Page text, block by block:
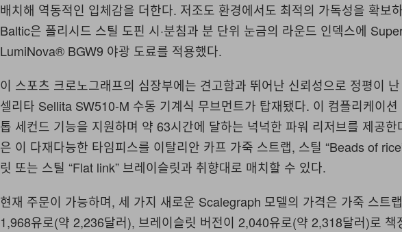
배치해 역동적인 입체감을 더한다. 저조도 환경에서도 최적의 가독성을 확보
Baltic은 폴리시드 스틸 도핀 시·분침과 분 단위 눈금의 라운드 인덱스에
LumiNova® BGW9 야광 도료를 적용했다.
이 스포츠 크로노그래프의 심장부에는 견고함과 뛰어난 신뢰성으로 정평이
셀리타 Sellita SW510-M 수동 기계식 무브먼트가 탑재됐다. 이 컴플리케이션
톱 세컨드 기능을 지원하며 약 63시간에 달하는 넉넉한 파워 리저브를 제공한
은 이 다재다능한 타임피스를 이탈리안 카프 가죽 스트랩, 스틸 “Beads of
릿 또는 스틸 “Flat link” 브레이슬릿과 취향대로 매치할 수 있다.
현재 주문이 가능하며, 세 가지 새로운 Scalegraph 모델의 가격은 가죽 스트
1,968유로(약 2,236달러), 브레이슬릿 버전이 2,040유로(약 2,318달러)로 책